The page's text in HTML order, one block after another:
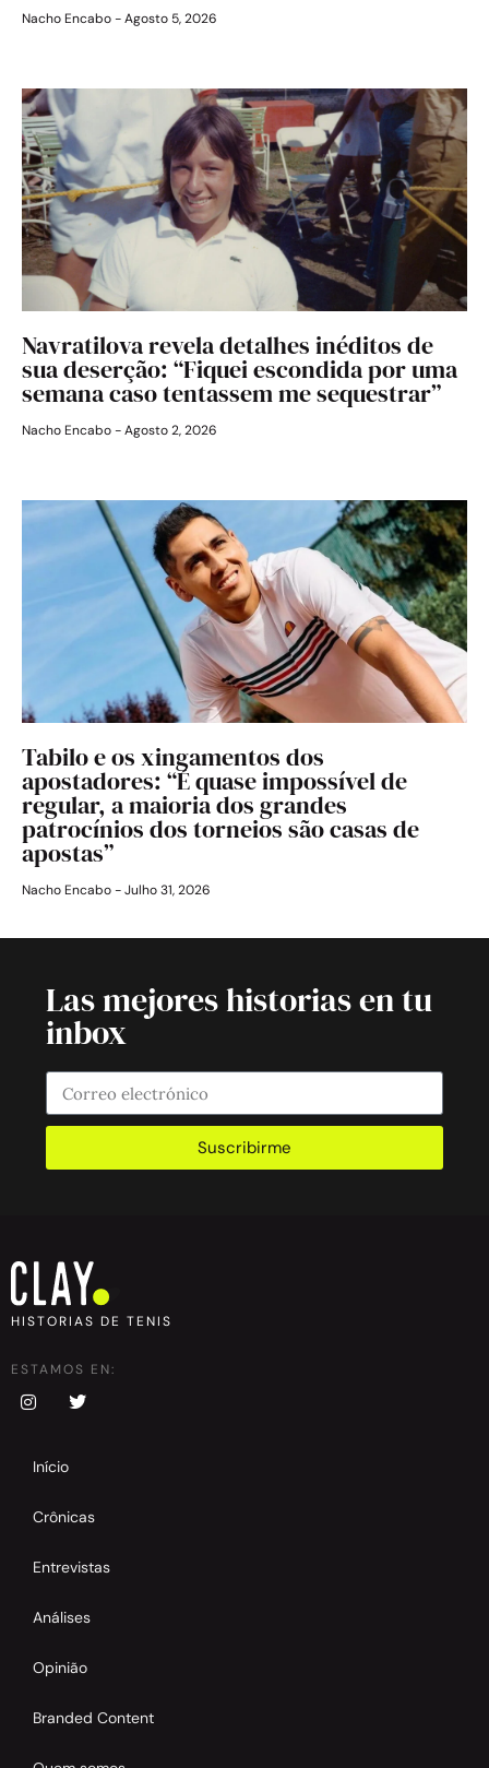
Nacho Encabo Agosto 5, 2026
Navratilova revela detalhes inéditos de
sua deserção: “Fiquei escondida por uma
semana caso tentassem me sequestrar”
Nacho Encabo Agosto 2, 2026
Tabilo e os xingamentos dos
apostadores: “É quase impossível de
regular, a maioria dos grandes
patrocínios dos torneios são casas de
apostas”
Nacho Encabo Julho 31, 2026
Las mejores historias en tu
inbox
Suscribirme
HISTORIAS DE TENIS
ESTAMOS EN:
Início
Crônicas
Entrevistas
Análises
Opinião
Branded Content